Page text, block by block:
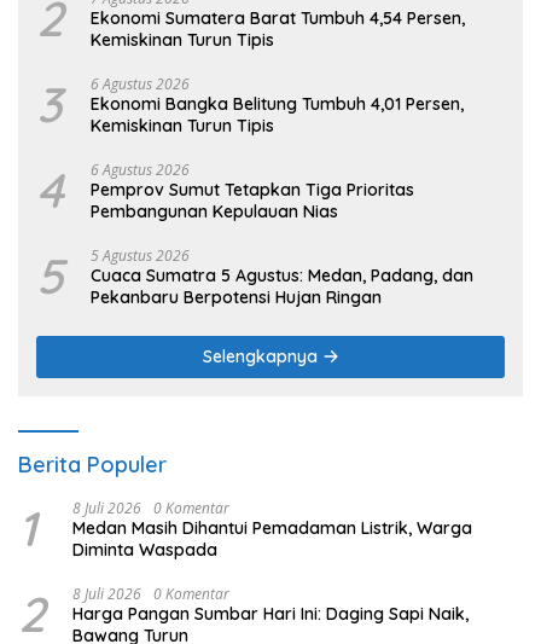
2
Ekonomi Sumatera Barat Tumbuh 4,54 Persen,
Kemiskinan Turun Tipis
3 6 Agustus 2026
Ekonomi Bangka Belitung Tumbuh 4,01 Persen,
Kemiskinan Turun Tipis
4 6 Agustus 2026
Pemprov Sumut Tetapkan Tiga Prioritas
Pembangunan Kepulauan Nias
5 5 Agustus 2026
Cuaca Sumatra 5 Agustus: Medan, Padang, dan
Pekanbaru Berpotensi Hujan Ringan
Selengkapnya
Berita Populer
1 8 Juli 2026 0 Komentar
Medan Masih Dihantui Pemadaman Listrik, Warga
Diminta Waspada
2 8 Juli 2026 0 Komentar
Harga Pangan Sumbar Hari Ini: Daging Sapi Naik,
Bawang Turun